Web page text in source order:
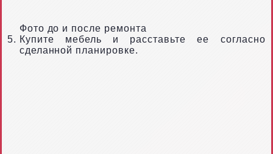
Фото до и после ремонта
Купите мебель и расставьте ее согласно
сделанной планировке.